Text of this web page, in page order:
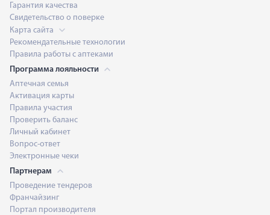
Гарантия качества
Свидетельство о поверке
Карта сайта
Рекомендательные технологии
Правила работы с аптеками
Программа лояльности
Аптечная семья
Активация карты
Правила участия
Проверить баланс
Личный кабинет
Вопрос-ответ
Электронные чеки
Партнерам
Проведение тендеров
Франчайзинг
Портал производителя